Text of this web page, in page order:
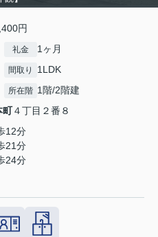
円
礼金 1ヶ月
間取り 1LDK
所在階 1階/2階建
町４丁目２番８
12分
21分
24分